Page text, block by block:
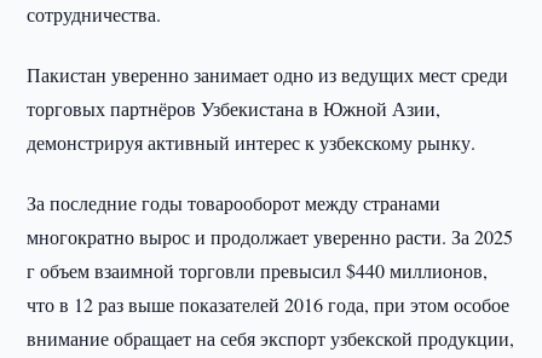
сотрудничества.
Пакистан уверенно занимает одно из ведущих мест среди
торговых партнёров Узбекистана в Южной Азии,
демонстрируя активный интерес к узбекскому рынку.
За последние годы товарооборот между странами
многократно вырос и продолжает уверенно расти. За 2025
г объем взаимной торговли превысил $440 миллионов,
что в 12 раз выше показателей 2016 года, при этом особое
внимание обращает на себя экспорт узбекской продукции,